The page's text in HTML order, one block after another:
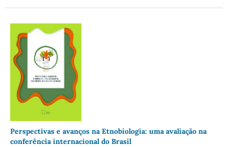
Perspectivas e avanços na Etnobiologia: uma avaliação na
conferência internacional do Brasil